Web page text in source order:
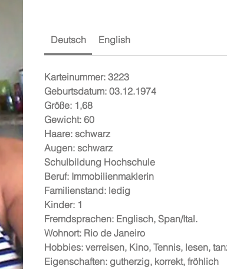
Deutsch English
Karteinummer: 3223
Geburtsdatum: 03.12.1974
Größe: 1,68
Gewicht: 60
Haare: schwarz
Augen: schwarz
Schulbildung Hochschule
Beruf: Immobilienmaklerin
Familienstand: ledig
Kinder: 1
Fremdsprachen: Englisch, Span/Ital.
Wohnort: Rio de Janeiro
Hobbies: verreisen, Kino, Tennis, lesen,
Eigenschaften: gutherzig, korrekt, fröhlich